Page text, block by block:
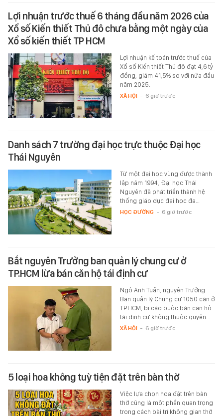
Lợi nhuận trước thuế 6 tháng đầu năm 2026 của
Xổ số Kiến thiết Thủ đô chưa bằng một ngày của
Xổ số kiến thiết TP HCM
Lợi nhuận kế toán trước thuế của
Xổ số Kiến thiết Thủ đô đạt 4,6 tỷ
đồng, giảm 41,5% so với nửa đầu
năm 2025.
XÃ HỘI - 6 giờ trước
Danh sách 7 trường đại học trực thuộc Đại học
Thái Nguyên
Từ một đại học vùng được thành
lập năm 1994, Đại học Thái
Nguyên đã phát triển thành hệ
thống giáo dục đại học đa…
HỌC ĐƯỜNG - 6 giờ trước
Bắt nguyên Trưởng ban quản lý chung cư ở
TP.HCM lừa bán căn hộ tái định cư
Ngô Anh Tuấn, nguyên Trưởng
Ban quản lý Chung cư 1050 căn ở
TP.HCM, bị cáo buộc bán căn hộ
tái định cư không thuộc quyền…
XÃ HỘI - 6 giờ trước
5 loại hoa không tuỳ tiện đặt trên bàn thờ
Việc lựa chọn hoa đặt trên bàn
thờ cũng là một phần quan trọng
trong cách bài trí không gian thờ